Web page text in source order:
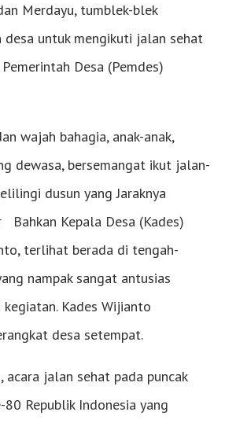
Merdayu, tumblek-blek
desa untuk mengikuti jalan sehat
Desa (Pemdes)
wajah bahagia, anak-anak,
dewasa, bersemangat ikut jalan-
dusun yang Jaraknya
Kepala Desa (Kades)
terlihat berada di tengah-
nampak sangat antusias
Kades Wijianto
desa setempat.
acara jalan sehat pada puncak
Republik Indonesia yang